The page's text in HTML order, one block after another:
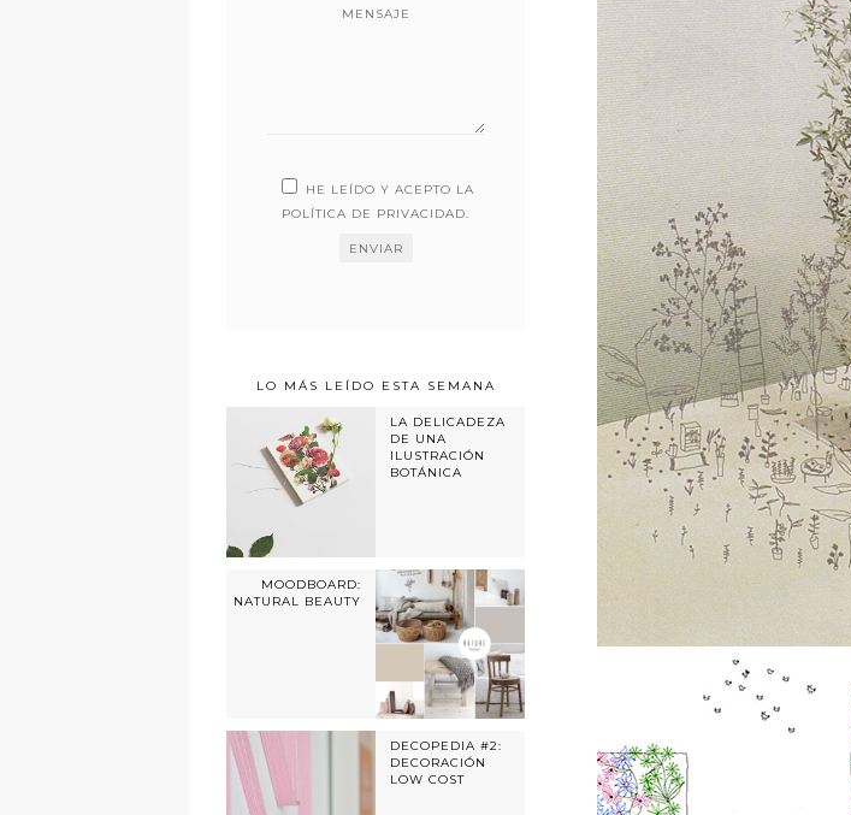
MENSAJE
HE LEÍDO Y ACEPTO LA
POLÍTICA DE PRIVACIDAD.
LO MÁS LEÍDO ESTA SEMANA
LA DELICADEZA
DE UNA
ILUSTRACIÓN
BOTÁNICA
MOODBOARD:
NATURAL BEAUTY
DECOPEDIA #2:
DECORACIÓN
LOW COST